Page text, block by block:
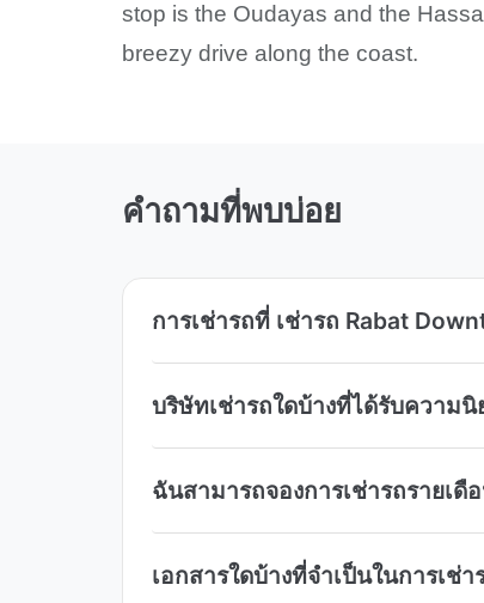
stop is the Oudayas and the
breezy drive along the coast.
คำถามที่พบบ่อย
การเช่ารถที่ เช่ารถ Rabat
บริษัทเช่ารถใดบ้างที่ได้รับความ
ฉันสามารถจองการเช่ารถรายเ
เอกสารใดบ้างที่จำเป็นในการเช่